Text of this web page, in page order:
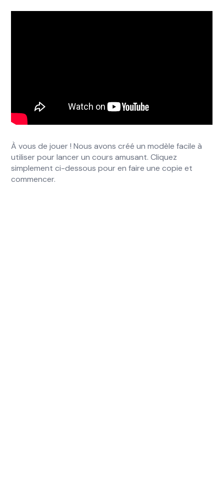
À vous de jouer ! Nous avons créé un modèle facile à
utiliser pour lancer un cours amusant. Cliquez
simplement ci-dessous pour en faire une copie et
commencer.